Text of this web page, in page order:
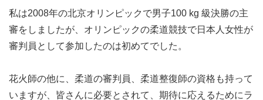
私は2008年の北京オリンピックで男子100 kg 級決勝の主
審をしましたが、オリンピックの柔道競技で日本人女性が
審判員として参加したのは初めてでした。
花火師の他に、柔道の審判員、柔道整復師の資格も持って
いますが、皆さんに必要とされて、期待に応えるためにラ